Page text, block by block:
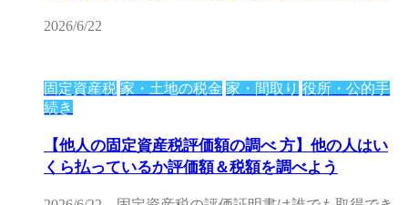
2026/6/22
固定資産税 家・土地の税金 家・間取り 役所・公的手
続き
【他人の固定資産税評価額の調べ 方】他の人はい
くら払っているか評価額＆税額を調べよう